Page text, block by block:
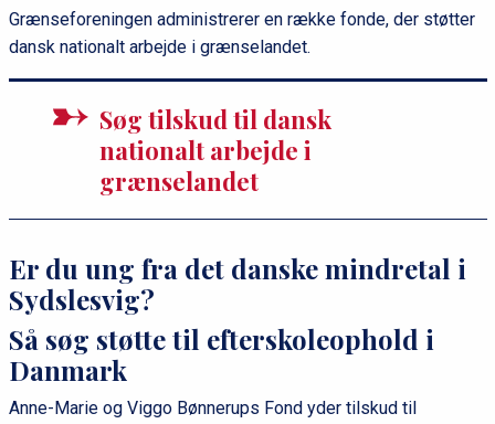
Grænseforeningen administrerer en række fonde, der støtter
dansk nationalt arbejde i grænselandet.
Søg tilskud til dansk
nationalt arbejde i
grænselandet
Er du ung fra det danske mindretal i
Sydslesvig?
Så søg støtte til efterskoleophold i
Danmark
Anne-Marie og Viggo Bønnerups Fond yder tilskud til